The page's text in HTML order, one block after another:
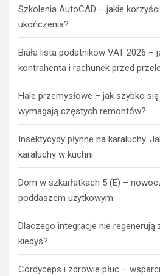
Szkolenia AutoCAD – jakie
ukończenia?
Biała lista podatników VAT 2026 –
kontrahenta i rachunek przed
Hale przemysłowe – jak szybko
wymagają częstych remontów?
Insektycydy płynne na karaluchy.
karaluchy w kuchni
Dom w szkarłatkach 5 (E) –
poddaszem użytkowym
Dlaczego integracje nie regenerują
kiedyś?
Cordyceps i zdrowie płuc –